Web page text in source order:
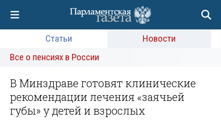
Статьи
Новости
Все о пенсиях в России
В Минздраве готовят клинические
рекомендации лечения «заячьей
губы» у детей и взрослых